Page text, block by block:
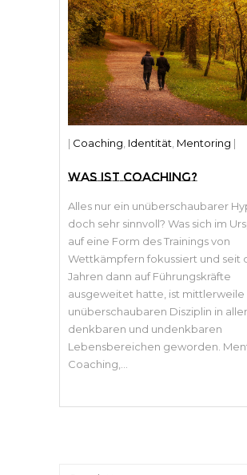
| Coaching Identität Mentoring |
WAS IST COACHING?
Alles nur ein unüberschaubarer
doch sehr sinnvoll? Was sich im
auf eine Form des Trainings von
Wettkämpfern fokussiert und seit
Jahren dann auf Führungskräfte
ausgeweitet hatte, ist mittlerweile
unüberschaubaren Disziplin in
denkbaren und undenkbaren
Lebensbereichen geworden.
Coaching,...